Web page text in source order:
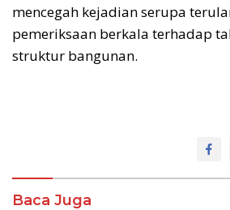
mencegah kejadian serupa
pemeriksaan berkala terhadap
struktur bangunan.
Baca Juga